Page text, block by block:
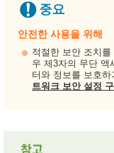
안전한 사용을 위해
적절한 보안 조치
우 제3자의 무단 액
터와 정보를 보호
트워크 보안 설정 구